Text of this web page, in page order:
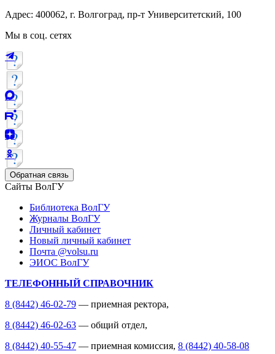
Адрес: 400062, г. Волгоград, пр-т Университетский, 100
Мы в соц. сетях
Обратная связь
Сайты ВолГУ
Библиотека ВолГУ
Журналы ВолГУ
Личный кабинет
Новый личный кабинет
Почта @volsu.ru
ЭИОС ВолГУ
ТЕЛЕФОННЫЙ СПРАВОЧНИК
8 (8442) 46-02-79 — приемная ректора,
8 (8442) 46-02-63 — общий отдел,
8 (8442) 40-55-47 — приемная комиссия, 8 (8442) 40-58-08